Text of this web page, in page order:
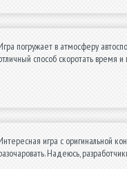
погружает в атмосферу
способ скоротать время
игра с оригинальной
Надеюсь,